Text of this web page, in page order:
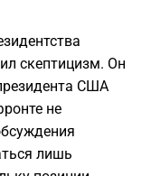
скептицизм. Он
США
не
лишь